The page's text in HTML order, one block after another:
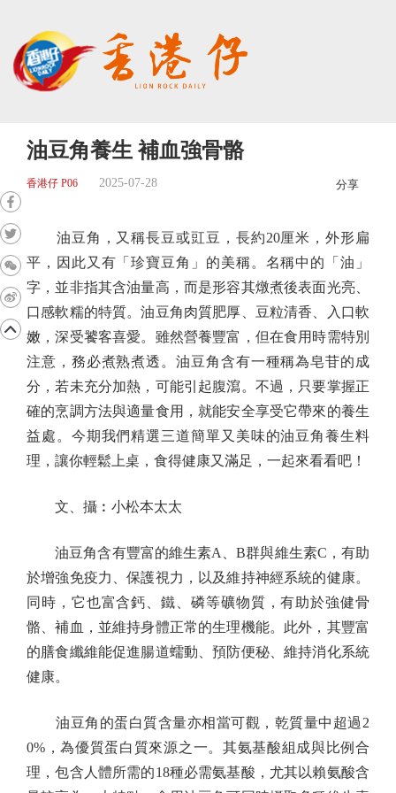
油豆角養生 補血強骨骼
香港仔 P06 2025-07-28 分享
油豆角，又稱長豆或豇豆，長約20厘米，外形扁
平，因此又有「珍寶豆角」的美稱。名稱中的「油」
字，並非指其含油量高，而是形容其燉煮後表面光亮、
口感軟糯的特質。油豆角肉質肥厚、豆粒清香、入口軟
嫩，深受饕客喜愛。雖然營養豐富，但在食用時需特別
注意，務必煮熟煮透。油豆角含有一種稱為皂苷的成
分，若未充分加熱，可能引起腹瀉。不過，只要掌握正
確的烹調方法與適量食用，就能安全享受它帶來的養生
益處。今期我們精選三道簡單又美味的油豆角養生料
理，讓你輕鬆上桌，食得健康又滿足，一起來看看吧！
文、攝︰小松本太太
油豆角含有豐富的維生素A、B群與維生素C，有助
於增強免疫力、保護視力，以及維持神經系統的健康。
同時，它也富含鈣、鐵、磷等礦物質，有助於強健骨
骼、補血，並維持身體正常的生理機能。此外，其豐富
的膳食纖維能促進腸道蠕動、預防便秘、維持消化系統
健康。
油豆角的蛋白質含量亦相當可觀，乾質量中超過2
0%，為優質蛋白質來源之一。其氨基酸組成與比例合
理，包含人體所需的18種必需氨基酸，尤其以賴氨酸含